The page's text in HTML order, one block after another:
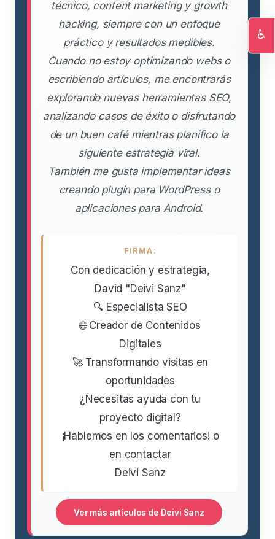
técnico, content marketing y growth
hacking, siempre con un enfoque
práctico y resultados medibles.
Cuando no estoy optimizando webs o
escribiendo artículos, me encontrarás
explorando nuevas herramientas SEO,
analizando casos de éxito o disfrutando
de un buen café mientras planifico la
siguiente estrategia viral.
También me gusta implementar ideas
creando plugin para WordPress o
aplicaciones para Android.
FIRMA:
Con dedicación y estrategia,
David "Deivi Sanz"
🔍 Especialista SEO
🌐 Creador de Contenidos
Digitales
🚀 Transformando visitas en
oportunidades
¿Necesitas ayuda con tu
proyecto digital?
¡Hablemos en los comentarios! o
en contactar
Deivi Sanz
Ver más artículos de Deivi Sanz
♿